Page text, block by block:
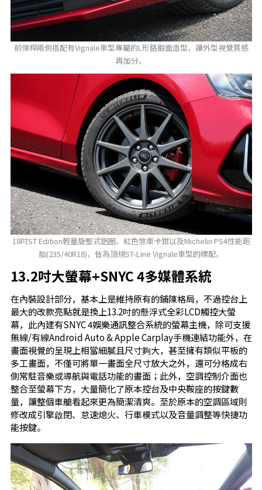
前保桿兩側搭配有Vignale車型專屬的L形鉻鍛面造型，讓外型視覺質感
再加分。
18吋ST Edition輕量旋壓式鋁圈、紅色煞車卡鉗以及Michelin PS4性能跑
胎(235/40R18)，皆為頂規ST-Line Vignale車型的標配。
13.2吋大螢幕+SNYC 4多媒體系統
在內裝設計部分，基本上是維持原有的鋪陳格局，不過控台上
最大的改款亮點就是換上13.2吋的懸浮式全彩LCD觸控大螢
幕，此內建有SNYC 4娛樂通訊整合系統的螢幕主機，除可支援
無線/有線Android Auto & Apple Carplay手機連結功能外，在
畫面視覺的呈現上相當細膩且尺寸夠大，甚至擁有類似平板的
多工畫面，不僅可將單一畫面全尺寸放大之外，還可分格成右
側常駐音樂或導航與電話功能的畫面；此外，空調控制介面也
整合至螢幕下方，大量簡化了原本控台及中央鞍座的按鍵數
量，讓整個車艙看起來更為簡潔清爽。至於原本的空調區域則
修改成引擎啟閉、怠速熄火、行車模式以及音量調整等快捷功
能按鍵。